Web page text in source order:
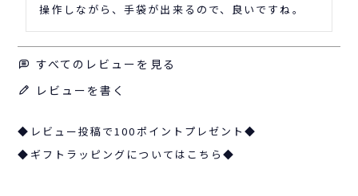
操作しながら、手袋が出来るので、良いですね。
すべてのレビューを見る
レビューを書く
◆レビュー投稿で100ポイントプレゼント◆
◆ギフトラッピングについてはこちら◆